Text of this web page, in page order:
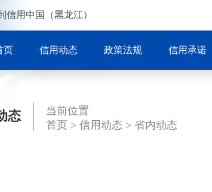
信用中国（黑龙江）
页 信用动态 政策法规 信用承诺
态
当前位置
首页 > 信用动态 > 省内动态